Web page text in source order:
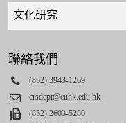
Quick
links
select
聯絡我們
Phone
(852) 3943-1269
Email
crsdept@cuhk.edu.hk
Fax(852) 2603-5280